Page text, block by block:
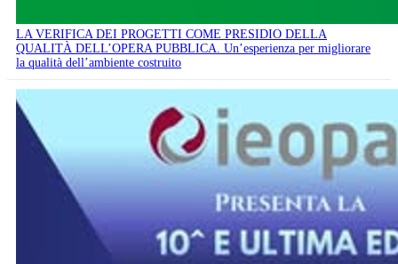
LA VERIFICA DEI PROGETTI COME PRESIDIO DELLA
QUALITÀ DELL’OPERA PUBBLICA. Un’esperienza per migliorare
la qualità dell’ambiente costruito